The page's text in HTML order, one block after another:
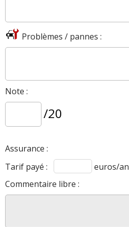
Problèmes / pannes :
Note :
/20
Assurance :
Tarif payé :
euros/an
Commentaire libre :